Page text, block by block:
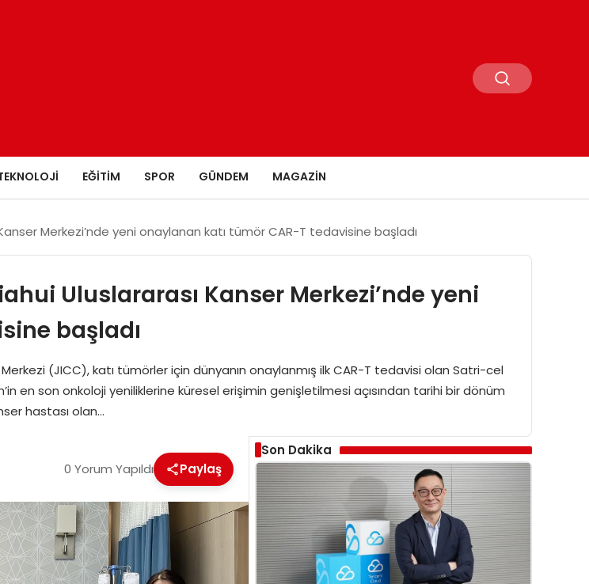
EĞITIM SPOR GÜNDEM MAGAZIN
Merkezi’nde yeni onaylanan katı tümör CAR-T tedavisine başladı
Uluslararası Kanser Merkezi’nde yeni
başladı
(JICC), katı tümörler için dünyanın onaylanmış ilk CAR-T tedavisi olan Satri-cel
en son onkoloji yeniliklerine küresel erişimin genişletilmesi açısından tarihi bir dönüm
hastası olan…
0 Yorum Yapıldı Paylaş
Son Dakika